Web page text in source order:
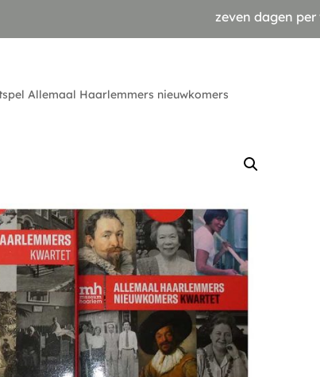
zeven dagen per
Allemaal Haarlemmers nieuwkomers